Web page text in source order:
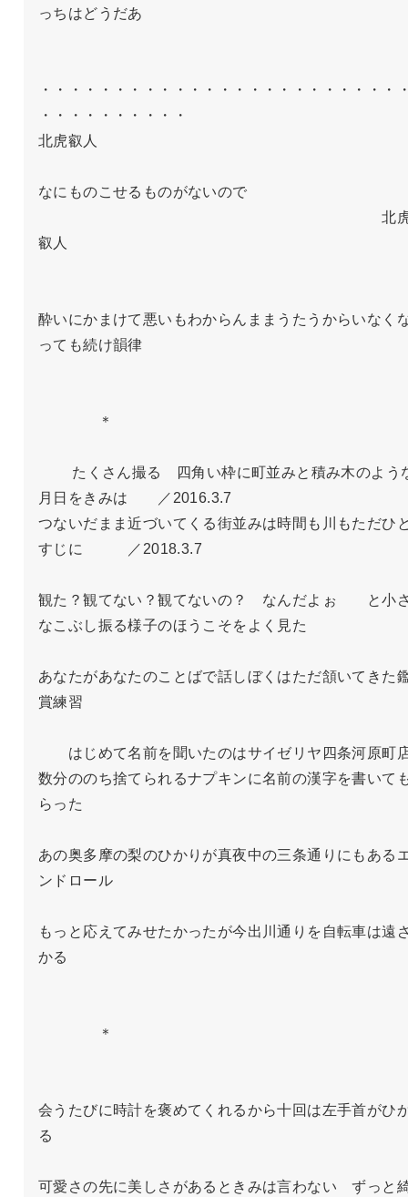
っちはどうだあ
・・・・・・・・・・・・・・・・・・・・・・・・
・・・・・・・・・・
北虎叡人
なにものこせるものがないので
北
叡人
酔いにかまけて悪いもわからんままうたうからいなく
っても続け韻律
＊
たくさん撮る　四角い枠に町並みと積み木のよう
月日をきみは　　／2016.3.7
つないだまま近づいてくる街並みは時間も川もただひ
すじに　　　／2018.3.7
観た？観てない？観てないの？　なんだよぉ　　と小
なこぶし振る様子のほうこそをよく見た
あなたがあなたのことばで話しぼくはただ頷いてきた
賞練習
はじめて名前を聞いたのはサイゼリヤ四条河原町
数分ののち捨てられるナプキンに名前の漢字を書いて
らった
あの奥多摩の梨のひかりが真夜中の三条通りにもある
ンドロール
もっと応えてみせたかったが今出川通りを自転車は遠
かる
＊
会うたびに時計を褒めてくれるから十回は左手首がひ
る
可愛さの先に美しさがあるときみは言わない　ずっと